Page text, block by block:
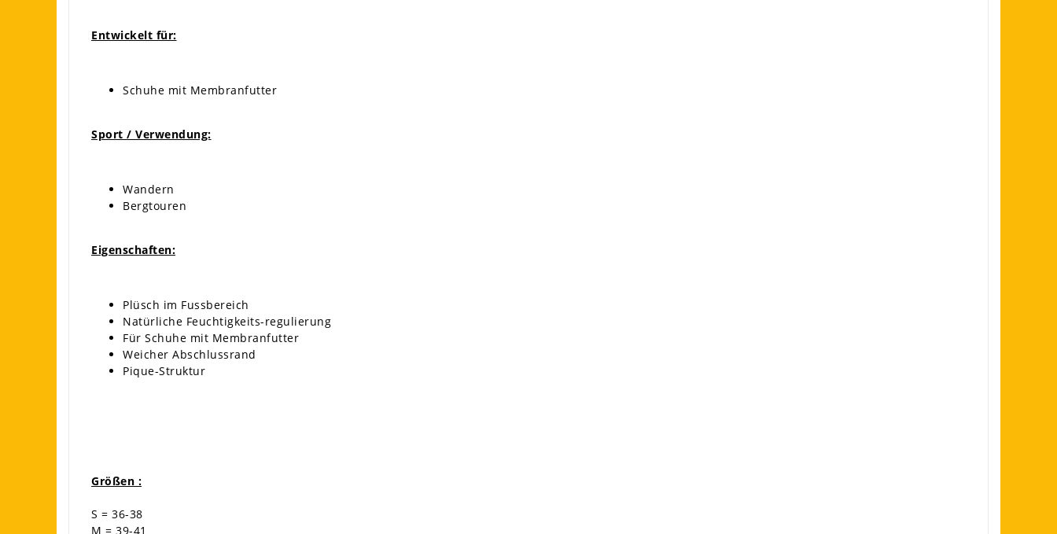
Entwickelt für:
Schuhe mit Membranfutter
Sport / Verwendung:
Wandern
Bergtouren
Eigenschaften:
Plüsch im Fussbereich
Natürliche Feuchtigkeits-regulierung
Für Schuhe mit Membranfutter
Weicher Abschlussrand
Pique-Struktur
Größen :
S = 36-38
M = 39-41